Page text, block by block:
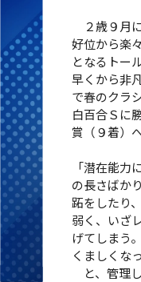
２歳９月
好位から楽
となるトー
早くから非
で春のクラ
白百合Ｓに
賞（９着）
「潜在能力
の長さばか
跖をしたり
弱く、いざ
げてしまう
くましくな
と、管理